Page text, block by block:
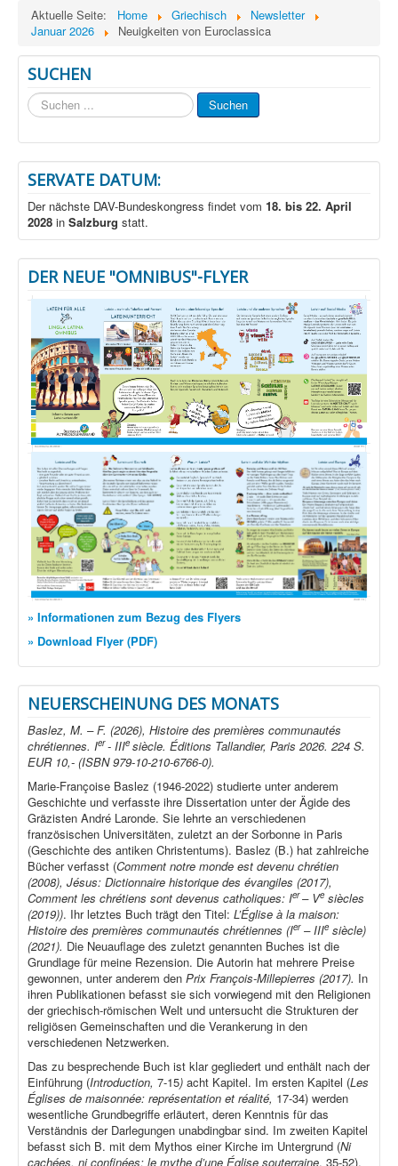
Aktuelle Seite:
Home Griechisch
Newsletter
Januar 2026
Neuigkeiten von Euroclassica
SUCHEN
Suchen
...
Suchen
SERVATE DATUM:
Der nächste DAV-Bundeskongress findet vom 18. bis 22. April
2028 in Salzburg statt.
DER NEUE "OMNIBUS"-FLYER
» Informationen zum Bezug des Flyers
» Download Flyer (PDF)
NEUERSCHEINUNG DES MONATS
Baslez, M. – F. (2026), Histoire des premières communautés
chrétiennes. Ier- IIIe siècle. Éditions Tallandier, Paris 2026. 224 S.
EUR 10,- (ISBN 979-10-210-6766-0).
Marie-Françoise Baslez (1946-2022) studierte unter anderem
Geschichte und verfasste ihre Dissertation unter der Ägide des
Gräzisten André Laronde. Sie lehrte an verschiedenen
französischen Universitäten, zuletzt an der Sorbonne in Paris
(Geschichte des antiken Christentums). Baslez (B.) hat zahlreiche
Bücher verfasst (Comment notre monde est devenu chrétien
(2008), Jésus: Dictionnaire historique des évangiles (2017),
Comment les chrétiens sont devenus catholiques: Ier– Ve siècles
(2019)). Ihr letztes Buch trägt den Titel: L’Église à la maison:
Histoire des premières communautés chrétiennes (Ier– IIIe siècle)
(2021). Die Neuauflage des zuletzt genannten Buches ist die
Grundlage für meine Rezension. Die Autorin hat mehrere Preise
gewonnen, unter anderem den Prix François-Millepierres (2017). In
ihren Publikationen befasst sie sich vorwiegend mit den Religionen
der griechisch-römischen Welt und untersucht die Strukturen der
religiösen Gemeinschaften und die Verankerung in den
verschiedenen Netzwerken.
Das zu besprechende Buch ist klar gegliedert und enthält nach der
Einführung (Introduction, 7-15) acht Kapitel. Im ersten Kapitel (Les
Églises de maisonnée: représentation et réalité, 17-34) werden
wesentliche Grundbegriffe erläutert, deren Kenntnis für das
Verständnis der Darlegungen unabdingbar sind. Im zweiten Kapitel
befasst sich B. mit dem Mythos einer Kirche im Untergrund (Ni
cachées, ni confinées: le mythe d’une Église souterraine, 35-52).